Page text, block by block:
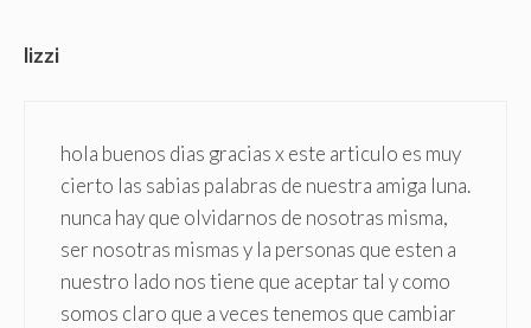
lizzi
hola buenos dias gracias x este articulo es muy
cierto las sabias palabras de nuestra amiga luna.
nunca hay que olvidarnos de nosotras misma,
ser nosotras mismas y la personas que esten a
nuestro lado nos tiene que aceptar tal y como
somos claro que a veces tenemos que cambiar